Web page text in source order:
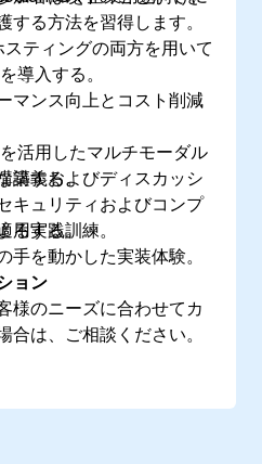
る方法を習得します。
ティングの両方を用いて
導入する。
マンス向上とコスト削減
活用したマルチモーダル
築する。
キュリティおよびコンプ
用する。
講義およびディスカッシ
実践訓練。
手を動かした実装体験。
ョン
様のニーズに合わせてカ
合は、ご相談ください。